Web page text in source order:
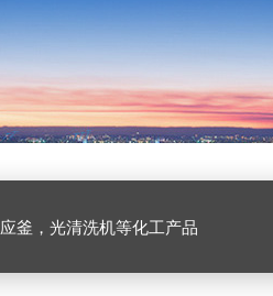
釜，光清洗机等化工产品